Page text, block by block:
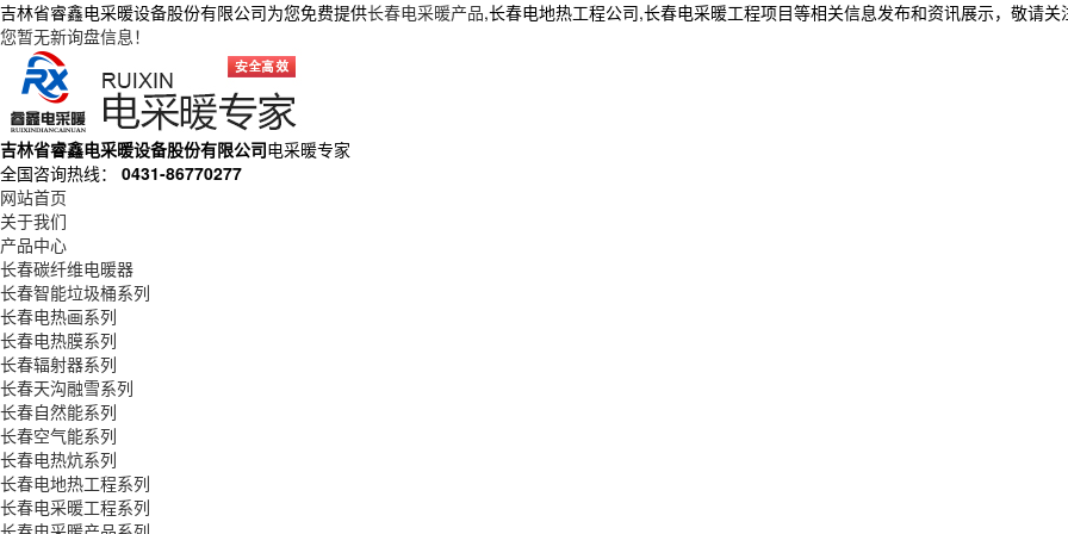
吉林省睿鑫电采暖设备股份有限公司为您免费提供长春电采暖产品,长春电地热工程公司,长春电采暖工程项目等相关信息发布和资讯展示，敬请关
您暂无新询盘信息！
吉林省睿鑫电采暖设备股份有限公司电采暖专家
全国咨询热线：
0431-86770277
网站首页
关于我们
产品中心
长春碳纤维电暖器
长春智能垃圾桶系列
长春电热画系列
长春电热膜系列
长春辐射器系列
长春天沟融雪系列
长春自然能系列
长春空气能系列
长春电热炕系列
长春电地热工程系列
长春电采暖工程系列